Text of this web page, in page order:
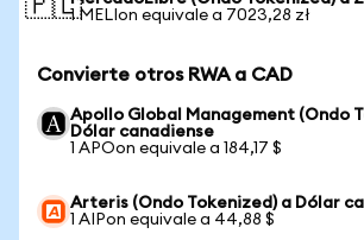
🇵🇱1 MELIon equivale a 7023,28 zł
Convierte otros RWA a CAD
Apollo Global Management (Ondo
Dólar canadiense
1 APOon equivale a 184,17 $
Arteris (Ondo Tokenized) a Dólar
1 AIPon equivale a 44,88 $